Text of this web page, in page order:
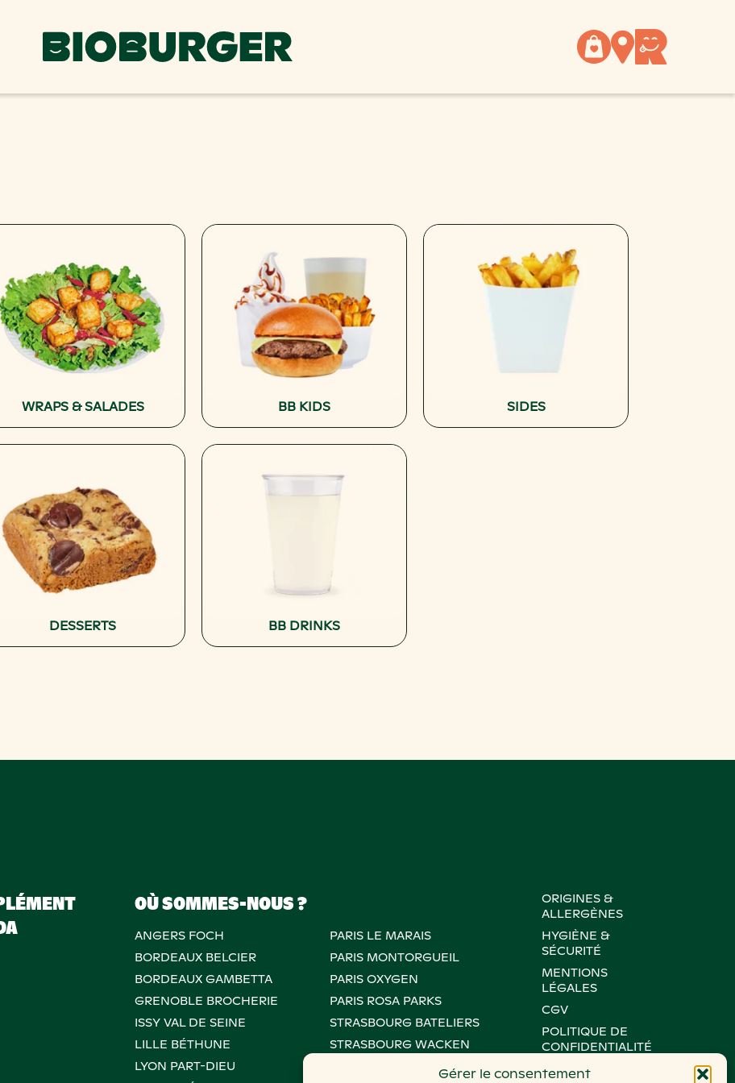
Gérer le consentement
WRAPS & SALADES BB KIDS SIDES
DESSERTS BB DRINKS
OÙ SOMMES-NOUS ?
ANGERS FOCH
BORDEAUX BELCIER
BORDEAUX GAMBETTA
GRENOBLE BROCHERIE
ISSY VAL DE SEINE
LILLE BÉTHUNE
LYON PART-DIEU
PARIS LE MARAIS
PARIS MONTORGUEIL
PARIS OXYGEN
PARIS ROSA PARKS
STRASBOURG BATELIERS
STRASBOURG WACKEN
ORIGINES &
ALLERGÈNES
HYGIÈNE &
SÉCURITÉ
MENTIONS
LÉGALES
CGV
POLITIQUE DE
CONFIDENTIALITÉ
POLITIQUE DE